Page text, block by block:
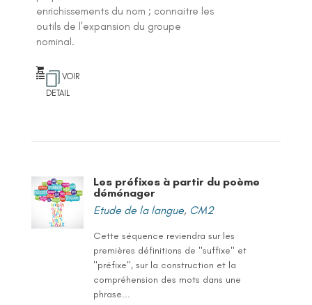
enrichissements du nom ; connaitre les
outils de l'expansion du groupe
nominal.
VOIR
DETAIL
Les préfixes à partir du poème
déménager
Etude de la langue, CM2
Cette séquence reviendra sur les
premières définitions de "suffixe" et
"préfixe", sur la construction et la
compréhension des mots dans une
phrase...